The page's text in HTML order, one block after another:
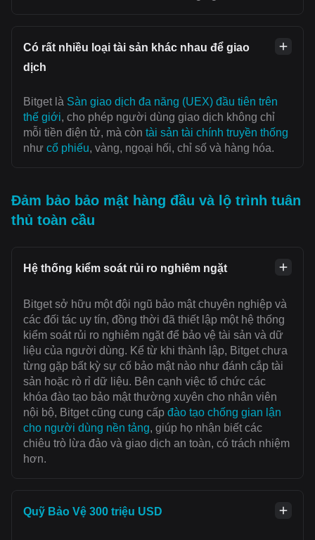
Có rất nhiều loại tài sản khác nhau để giao
dịch
Bitget là Sàn giao dịch đa năng (UEX) đầu tiên trên
thế giới, cho phép người dùng giao dịch không chỉ
mỗi tiền điện tử, mà còn tài sản tài chính truyền thống
như cổ phiếu, vàng, ngoại hối, chỉ số và hàng hóa.
Đảm bảo bảo mật hàng đầu và lộ trình tuân
thủ toàn cầu
Hệ thống kiểm soát rủi ro nghiêm ngặt
Bitget sở hữu một đội ngũ bảo mật chuyên nghiệp và
các đối tác uy tín, đồng thời đã thiết lập một hệ thống
kiểm soát rủi ro nghiêm ngặt để bảo vệ tài sản và dữ
liệu của người dùng. Kể từ khi thành lập, Bitget chưa
từng gặp bất kỳ sự cố bảo mật nào như đánh cắp tài
sản hoặc rò rỉ dữ liệu. Bên cạnh việc tổ chức các
khóa đào tạo bảo mật thường xuyên cho nhân viên
nội bộ, Bitget cũng cung cấp đào tạo chống gian lận
cho người dùng nền tảng, giúp họ nhận biết các
chiêu trò lừa đảo và giao dịch an toàn, có trách nhiệm
hơn.
Quỹ Bảo Vệ 300 triệu USD